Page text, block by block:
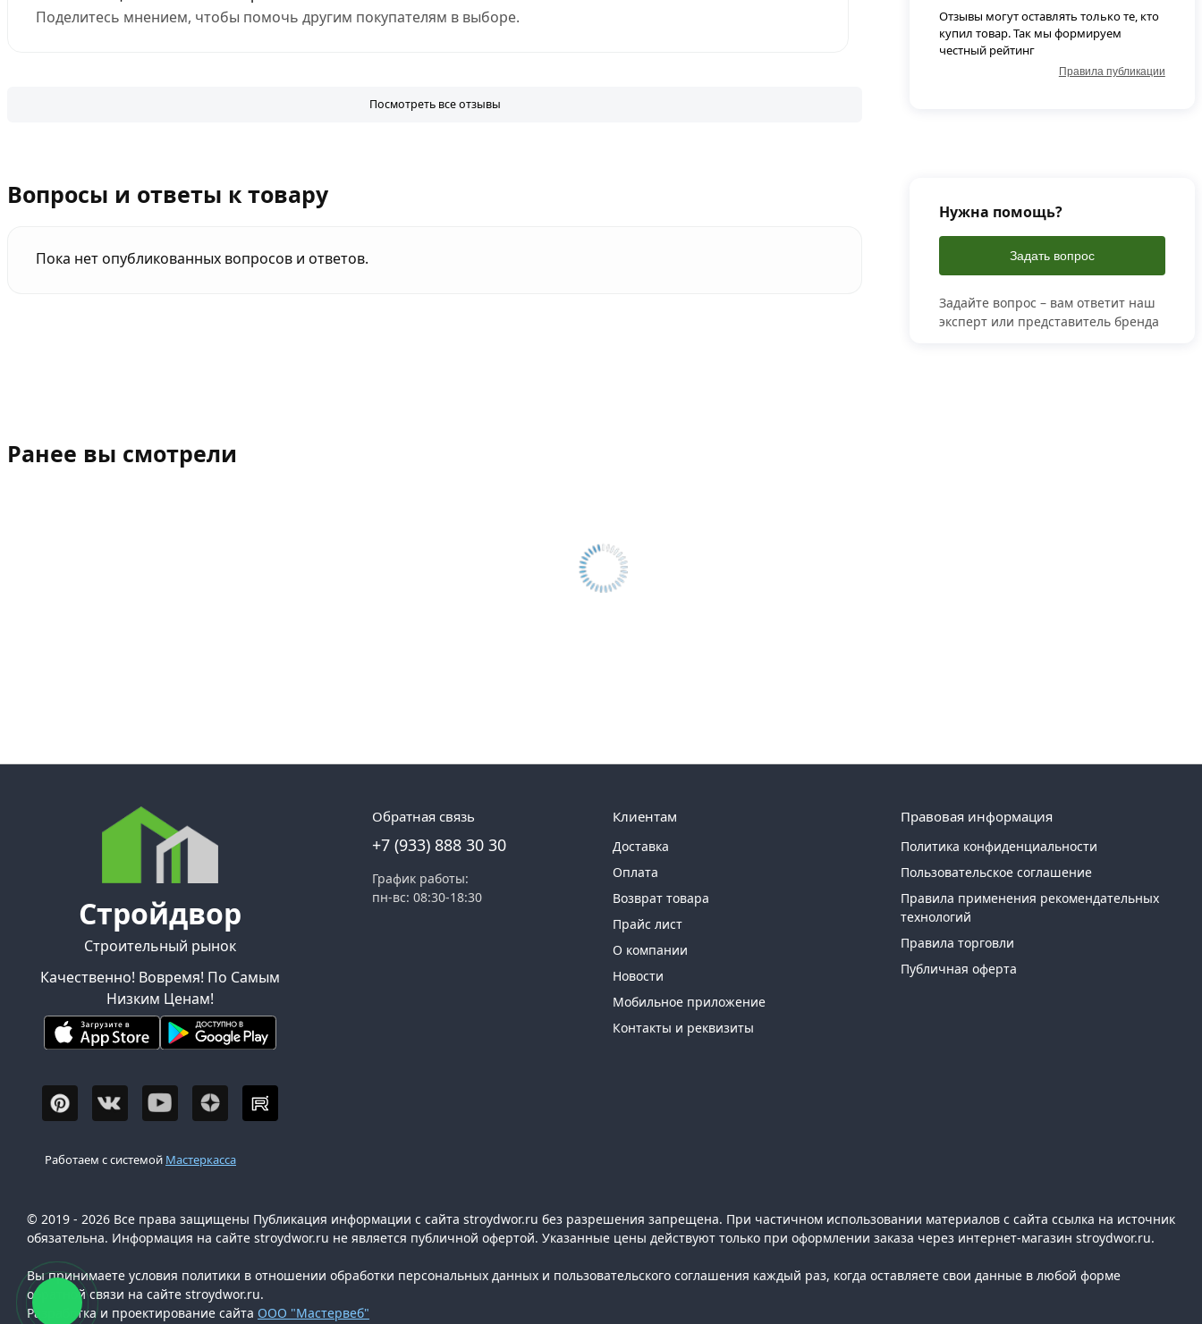
Поделитесь мнением, чтобы помочь другим покупателям в выборе.
Посмотреть все отзывы
Отзывы могут оставлять только те, кто
купил товар. Так мы формируем
честный рейтинг
Правила публикации
Вопросы и ответы к товару
Пока нет опубликованных вопросов и ответов.
Нужна помощь?
Задать вопрос
Задайте вопрос – вам ответит наш
эксперт или представитель бренда
Ранее вы смотрели
Стройдвор
Строительный рынок
Качественно! Вовремя! По Самым
Низким Ценам!
Обратная связь
+7 (933) 888 30 30
График работы:
пн-вс: 08:30-18:30
Клиентам
Доставка
Оплата
Возврат товара
Прайс лист
О компании
Новости
Мобильное приложение
Контакты и реквизиты
Правовая информация
Политика конфиденциальности
Пользовательское соглашение
Правила применения рекомендательных
технологий
Правила торговли
Публичная оферта
Работаем с системой Мастеркасса
© 2019 - 2026 Все права защищены Публикация информации с сайта stroydwor.ru без разрешения запрещена. При частичном использовании материалов с сайта ссылка на источник
обязательна. Информация на сайте stroydwor.ru не является публичной офертой. Указанные цены действуют только при оформлении заказа через интернет-магазин stroydwor.ru.
Вы принимаете условия политики в отношении обработки персональных данных и пользовательского соглашения каждый раз, когда оставляете свои данные в любой форме
обратной связи на сайте stroydwor.ru.
Разработка и проектирование сайта ООО "Мастервеб"